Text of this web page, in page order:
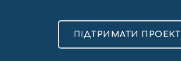
ПІДТРИМАТИ ПРОЕКТ